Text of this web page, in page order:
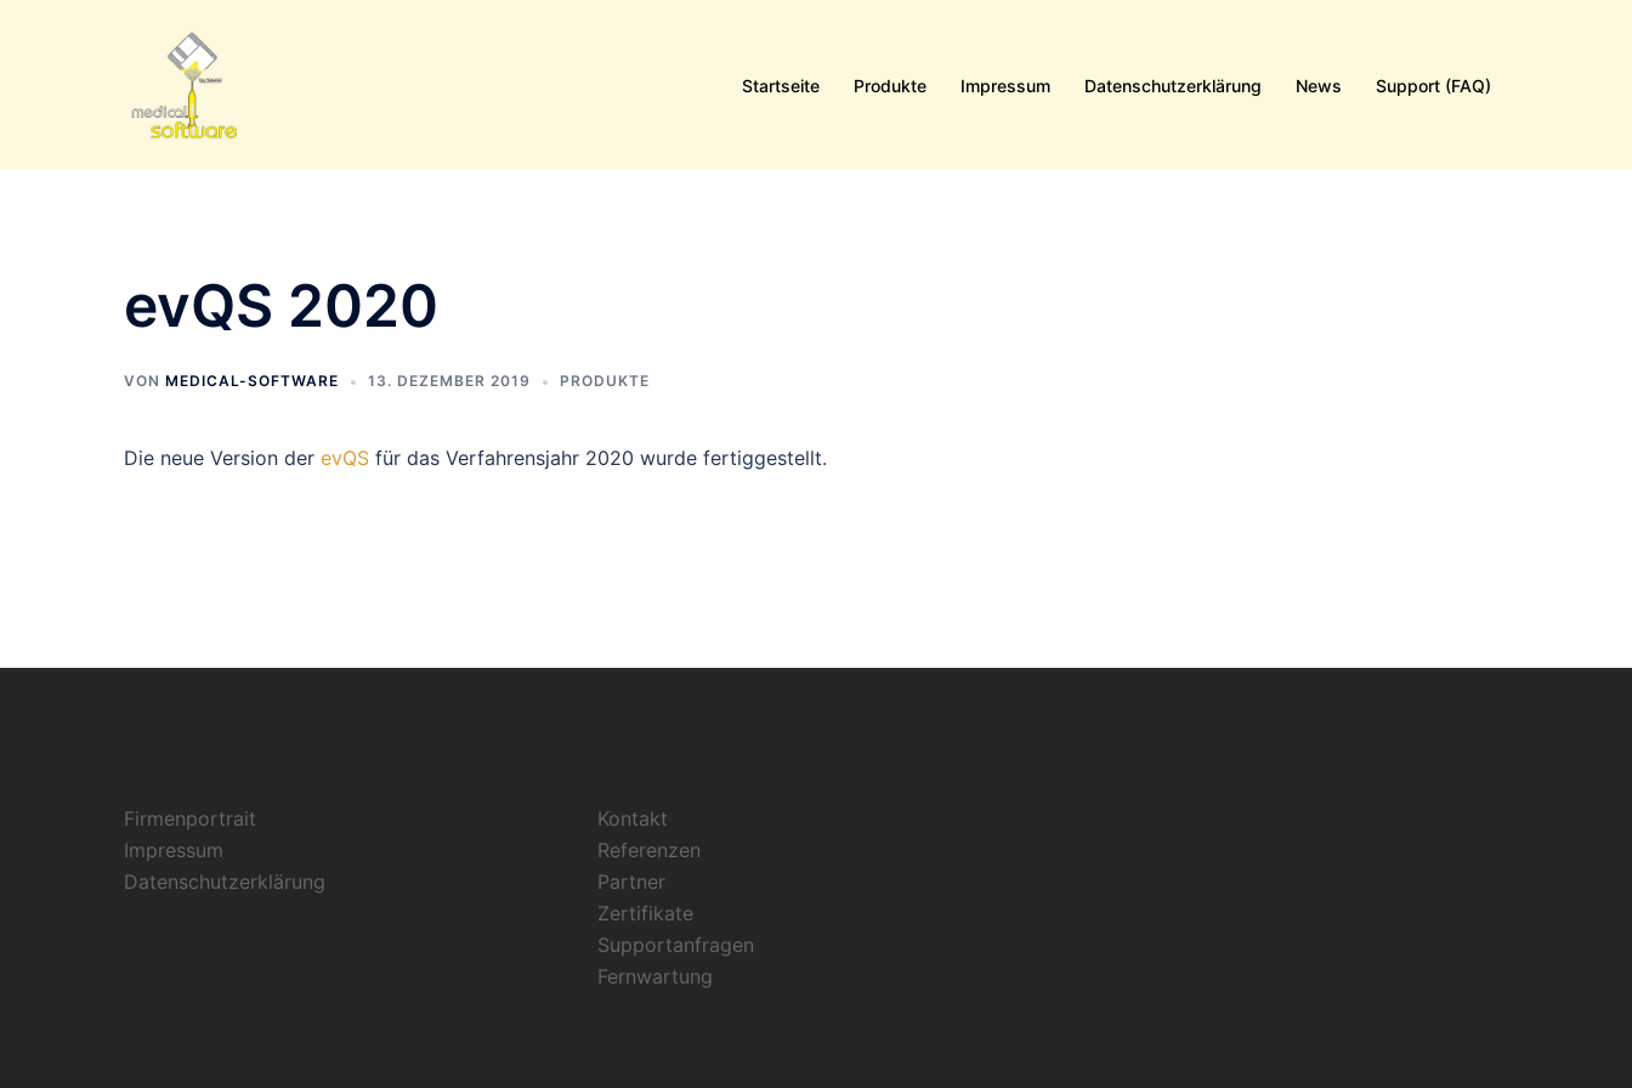
Startseite Produkte Impressum Datenschutzerklärung News Support (FAQ)
evQS 2020
VON MEDICAL-SOFTWARE 13. DEZEMBER 2019 PRODUKTE
Die neue Version der evQS für das Verfahrensjahr 2020 wurde fertiggestellt.
Firmenportrait
Impressum
Datenschutzerklärung
Kontakt
Referenzen
Partner
Zertifikate
Supportanfragen
Fernwartung